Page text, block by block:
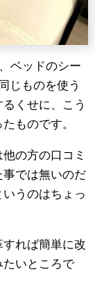
ベッドのシー
じものを使う
くせに、こう
ものです。
の方の口コミ
では無いのだ
うのはちょっ
れば簡単に改
いところで